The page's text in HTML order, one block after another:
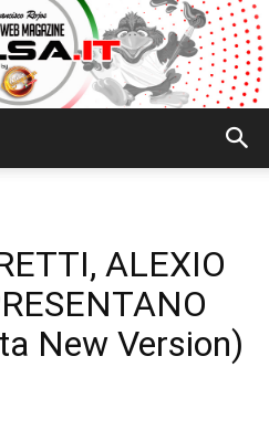
ALEXIO
New Version)